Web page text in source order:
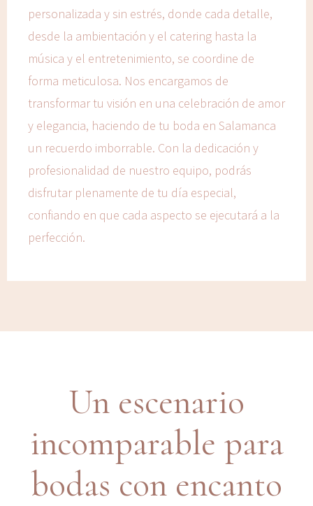
personalizada y sin estrés, donde cada detalle,
desde la ambientación y el catering hasta la
música y el entretenimiento, se coordine de
forma meticulosa. Nos encargamos de
transformar tu visión en una celebración de amor
y elegancia, haciendo de tu boda en Salamanca
un recuerdo imborrable. Con la dedicación y
profesionalidad de nuestro equipo, podrás
disfrutar plenamente de tu día especial,
confiando en que cada aspecto se ejecutará a la
perfección.
Un escenario
incomparable para
bodas con encanto